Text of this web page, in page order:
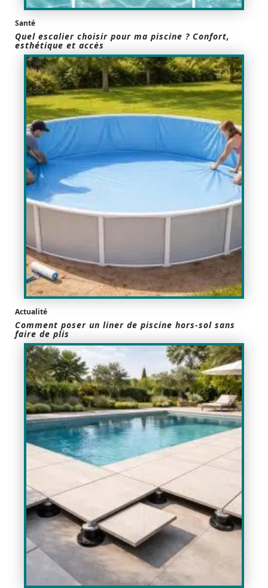
Santé
Quel escalier choisir pour ma piscine ? Confort,
esthétique et accès
Actualité
Comment poser un liner de piscine hors-sol sans
faire de plis